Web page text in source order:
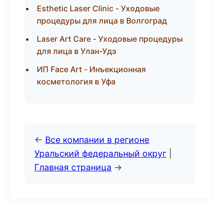
Esthetic Laser Clinic - Уходовые
процедуры для лица в Волгоград
Laser Art Care - Уходовые процедуры
для лица в Улан-Удэ
ИП Face Art - Инъекционная
косметология в Уфа
← Все компании в регионе
Уральский федеральный округ
Главная страница →